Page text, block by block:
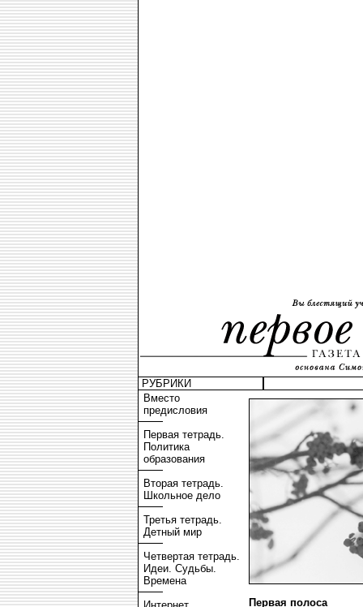
РУБРИКИ
Вместо
предисловия
Первая тетрадь.
Политика
образования
Вторая тетрадь.
Школьное дело
Третья тетрадь.
Детный мир
Четвертая тетрадь.
Идеи. Судьбы.
Времена
Первая полоса